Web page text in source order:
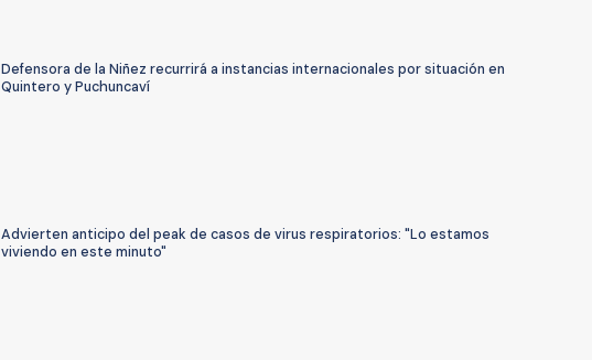
Defensora de la Niñez recurrirá a instancias internacionales por situación en
Quintero y Puchuncaví
Advierten anticipo del peak de casos de virus respiratorios: "Lo estamos
viviendo en este minuto"